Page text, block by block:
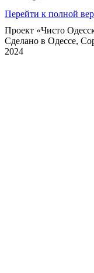
Перейти к полной
Проект «Чисто
Сделано в Одессе,
2024